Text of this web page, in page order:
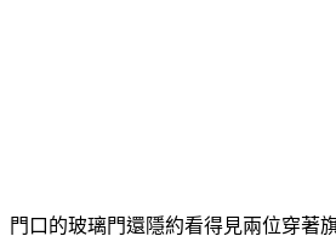
門口的玻璃門還隱約看得見兩位穿著